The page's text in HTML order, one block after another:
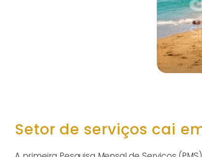
Setor de serviços cai